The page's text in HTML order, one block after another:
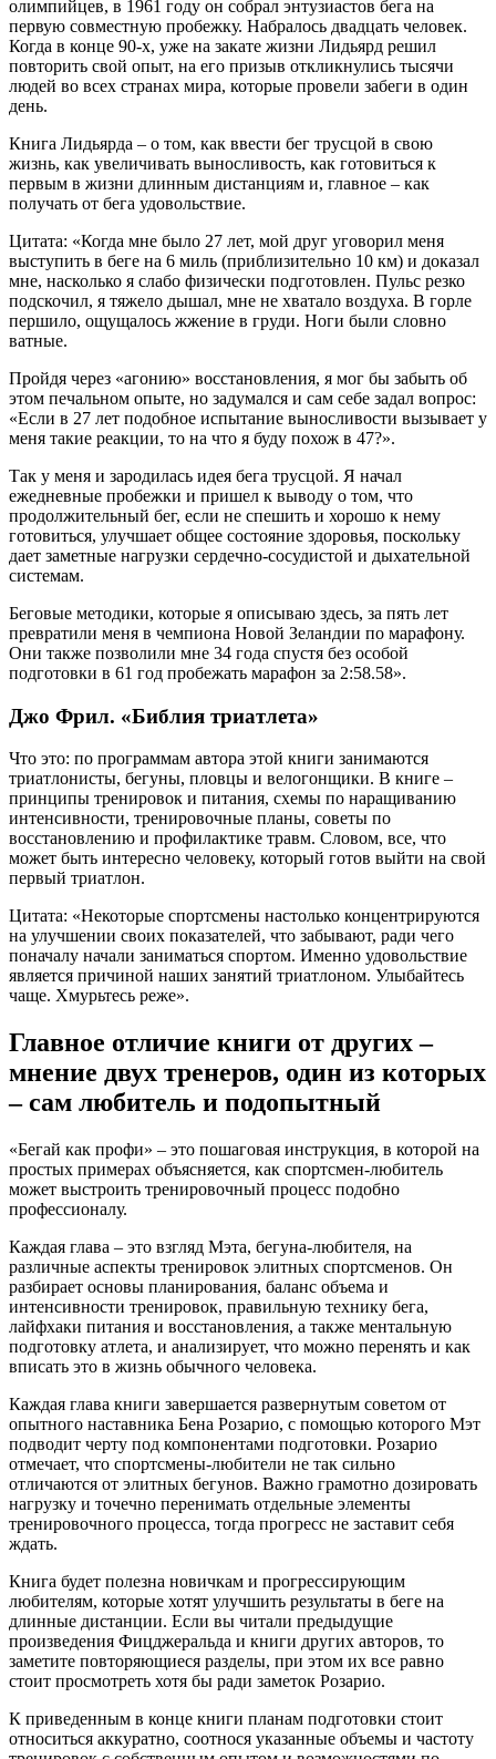
олимпийцев, в 1961 году он собрал энтузиастов бега на
первую совместную пробежку. Набралось двадцать человек.
Когда в конце 90-х, уже на закате жизни Лидьярд решил
повторить свой опыт, на его призыв откликнулись тысячи
людей во всех странах мира, которые провели забеги в один
день.
Книга Лидьярда – о том, как ввести бег трусцой в свою
жизнь, как увеличивать выносливость, как готовиться к
первым в жизни длинным дистанциям и, главное – как
получать от бега удовольствие.
Цитата: «Когда мне было 27 лет, мой друг уговорил меня
выступить в беге на 6 миль (приблизительно 10 км) и доказал
мне, насколько я слабо физически подготовлен. Пульс резко
подскочил, я тяжело дышал, мне не хватало воздуха. В горле
першило, ощущалось жжение в груди. Ноги были словно
ватные.
Пройдя через «агонию» восстановления, я мог бы забыть об
этом печальном опыте, но задумался и сам себе задал вопрос:
«Если в 27 лет подобное испытание выносливости вызывает у
меня такие реакции, то на что я буду похож в 47?».
Так у меня и зародилась идея бега трусцой. Я начал
ежедневные пробежки и пришел к выводу о том, что
продолжительный бег, если не спешить и хорошо к нему
готовиться, улучшает общее состояние здоровья, поскольку
дает заметные нагрузки сердечно-сосудистой и дыхательной
системам.
Беговые методики, которые я описываю здесь, за пять лет
превратили меня в чемпиона Новой Зеландии по марафону.
Они также позволили мне 34 года спустя без особой
подготовки в 61 год пробежать марафон за 2:58.58».
Джо Фрил. «Библия триатлета»
Что это: по программам автора этой книги занимаются
триатлонисты, бегуны, пловцы и велогонщики. В книге –
принципы тренировок и питания, схемы по наращиванию
интенсивности, тренировочные планы, советы по
восстановлению и профилактике травм. Словом, все, что
может быть интересно человеку, который готов выйти на свой
первый триатлон.
Цитата: «Некоторые спортсмены настолько концентрируются
на улучшении своих показателей, что забывают, ради чего
поначалу начали заниматься спортом. Именно удовольствие
является причиной наших занятий триатлоном. Улыбайтесь
чаще. Хмурьтесь реже».
Главное отличие книги от других –
мнение двух тренеров, один из которых
– сам любитель и подопытный
«Бегай как профи» – это пошаговая инструкция, в которой на
простых примерах объясняется, как спортсмен-любитель
может выстроить тренировочный процесс подобно
профессионалу.
Каждая глава – это взгляд Мэта, бегуна-любителя, на
различные аспекты тренировок элитных спортсменов. Он
разбирает основы планирования, баланс объема и
интенсивности тренировок, правильную технику бега,
лайфхаки питания и восстановления, а также ментальную
подготовку атлета, и анализирует, что можно перенять и как
вписать это в жизнь обычного человека.
Каждая глава книги завершается развернутым советом от
опытного наставника Бена Розарио, с помощью которого Мэт
подводит черту под компонентами подготовки. Розарио
отмечает, что спортсмены-любители не так сильно
отличаются от элитных бегунов. Важно грамотно дозировать
нагрузку и точечно перенимать отдельные элементы
тренировочного процесса, тогда прогресс не заставит себя
ждать.
Книга будет полезна новичкам и прогрессирующим
любителям, которые хотят улучшить результаты в беге на
длинные дистанции. Если вы читали предыдущие
произведения Фицджеральда и книги других авторов, то
заметите повторяющиеся разделы, при этом их все равно
стоит просмотреть хотя бы ради заметок Розарио.
К приведенным в конце книги планам подготовки стоит
относиться аккуратно, соотнося указанные объемы и частоту